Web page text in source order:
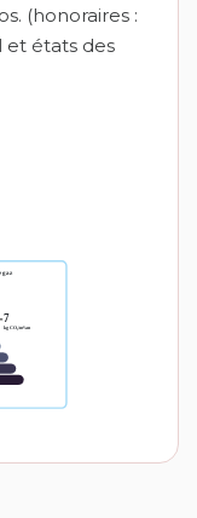
(honoraires :
et états des